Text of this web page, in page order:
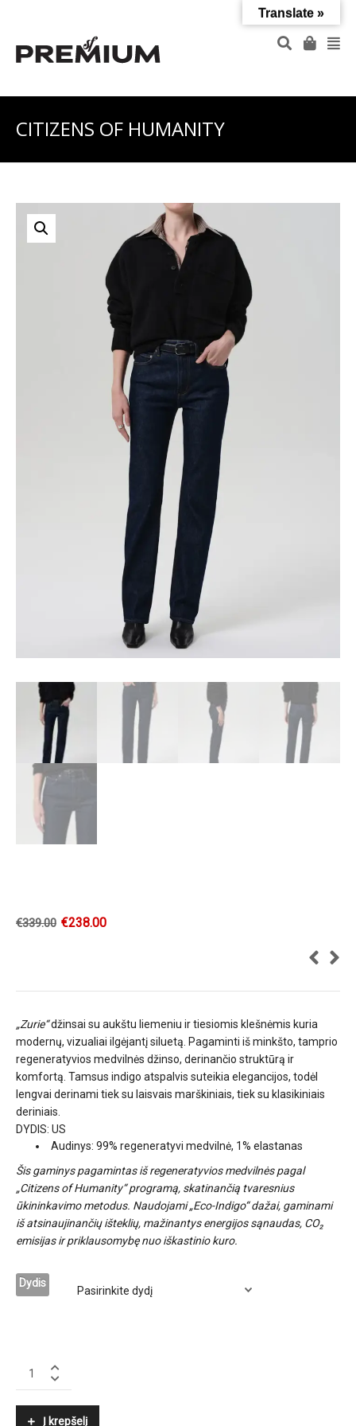
CITIZENS OF HUMANITY
€339.00 €238.00
„Zurie“džinsai su aukštu liemeniu ir tiesiomis klešnėmis kuria
modernų, vizualiai ilgėjantį siluetą. Pagaminti iš minkšto, tamprio
regeneratyvios medvilnės džinso, derinančio struktūrą ir
komfortą. Tamsus indigo atspalvis suteikia elegancijos, todėl
lengvai derinami tiek su laisvais marškiniais, tiek su klasikiniais
deriniais.
DYDIS: US
Audinys: 99% regeneratyvi medvilnė, 1% elastanas
Šis gaminys pagamintas iš regeneratyvios medvilnės pagal
„Citizens of Humanity“ programą, skatinančią tvaresnius
ūkininkavimo metodus. Naudojami „Eco-Indigo“ dažai, gaminami
iš atsinaujinančių išteklių, mažinantys energijos sąnaudas, CO₂
emisijas ir priklausomybę nuo iškastinio kuro.
Dydis
CITIZENS
Į krepšelį
Translate »